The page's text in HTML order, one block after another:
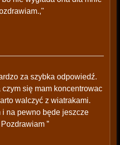
za szybka odpowiedź.
czym się mam koncentrowac
walczyć z wiatrakami.
i na pewno będe jeszcze
”